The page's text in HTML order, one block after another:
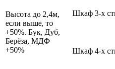
Высота до 2,4м,
если выше, то
+50%. Бук, Дуб,
Берёза, МДФ
+50%
Шкаф 3-х
Шкаф 4-х